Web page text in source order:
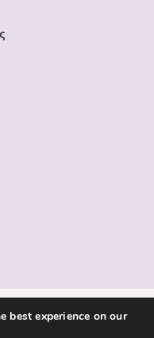
best experience on our